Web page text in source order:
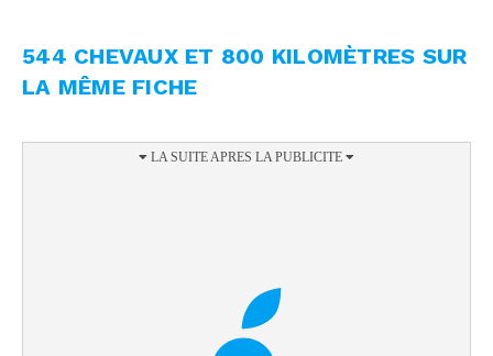
544 CHEVAUX ET 800 KILOMÈTRES SUR
LA MÊME FICHE